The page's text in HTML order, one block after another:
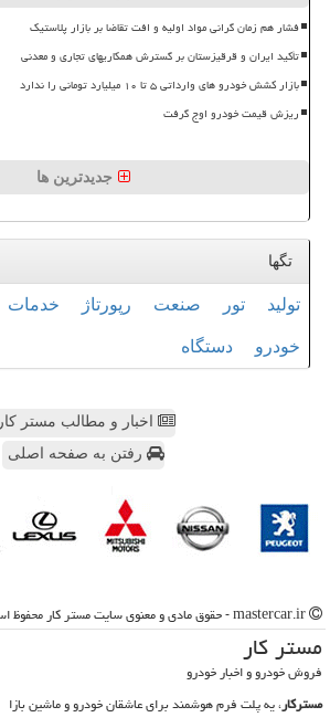
فشار هم زمان گرانی مواد اولیه و افت تقاضا بر بازار پلاستیک
تأکید ایران و قرقیزستان بر گسترش همکاریهای تجاری و معدنی
بازار کشش خودرو های وارداتی ۵ تا ۱۰ میلیارد تومانی را ندارد
ریزش قیمت خودرو اوج گرفت
جدیدترین ها
تگها
تولید تور صنعت رپورتاژ خدمات
خودرو دستگاه
اخبار و مطالب مستر کار
رفتن به صفحه اصلی
مستر كار
فروش خودرو و اخبار خودرو
مسترکار، یه پلت فرم هوشمند برای عاشقان خودرو و ماشین بازا